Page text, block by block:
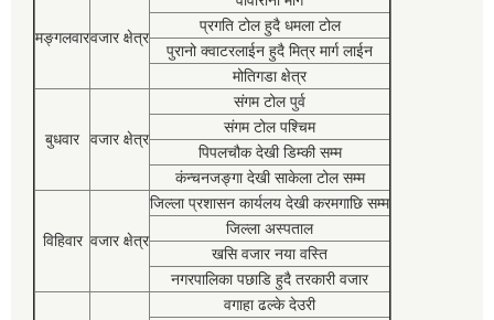
मङ्गलवारवजार क्षेत्र
प्रगति टोल हुदै धमला टोल
पुरानो क्वाटरलाईन हुदै मित्र मार्ग लाईन
मोतिगडा क्षेत्र
बुधवार वजार क्षेत्र
संगम टोल पुर्व
संगम टोल पश्चिम
पिपलचौक देखी डिम्की सम्म
कंन्चनजङ्गा देखी साकेला टोल सम्म
विहिवार वजार क्षेत्र
जिल्ला प्रशासन कार्यलय देखी करमगाछि सम्म
जिल्ला अस्पताल
खसि वजार नया वस्ति
नगरपालिका पछाडि हुदै तरकारी वजार
वगाहा ढल्के देउरी